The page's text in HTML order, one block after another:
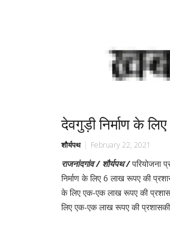
देवगुड़ी निर्माण के
शौर्यपथ February 22, 2021
राजनांदगांव / शौर्यपथ /परियोजना
निर्माण के लिए 6 लाख रूपए की
के लिए एक-एक लाख रूपए की
लिए एक-एक लाख रूपए की